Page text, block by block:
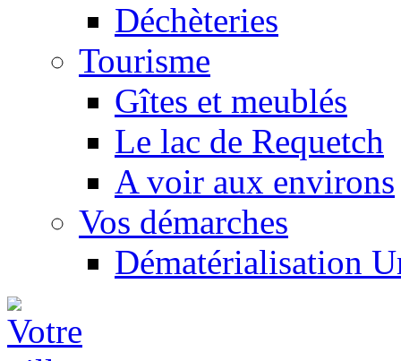
Déchèteries
Tourisme
Gîtes et meublés
Le lac de Requetch
A voir aux environs
Vos démarches
Dématérialisation